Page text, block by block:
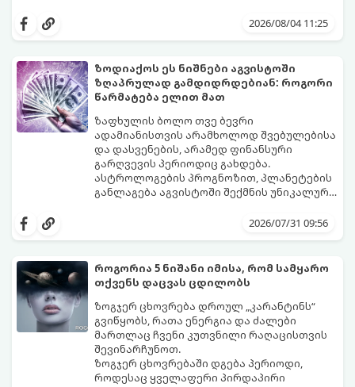
ყველაზე ბედნიერი თვე აღმოჩნდება.
2026/08/04 11:25
ზოდიაქოს ეს ნიშნები აგვისტოში
ზღაპრულად გამდიდრდებიან: როგორი
წარმატება ელით მათ
ზაფხულის ბოლო თვე ბევრი
ადამიანისთვის არამხოლოდ შვებულებისა
და დასვენების, არამედ ფინანსური
გარღვევის პერიოდიც გახდება.
ასტროლოგების პროგნოზით, პლანეტების
განლაგება აგვისტოში შექმნის უნიკალურ
ზოდიაქოს 4 ნიშანს ფინანსური წარმატების
შორის, ვისაც აგვისტოში ფინანსური
2026/07/31 09:56
როგორია 5 ნიშანი იმისა, რომ სამყარო
თქვენს დაცვას ცდილობს
ზოგჯერ ცხოვრება დროულ „კარანტინს“
გვიწყობს, რათა ენერგია და ძალები
მართლაც ჩვენი კუთვნილი რაღაცისთვის
შევინარჩუნოთ.
ზოგჯერ ცხოვრებაში დგება პერიოდი,
როდესაც ყველაფერი პირდაპირი